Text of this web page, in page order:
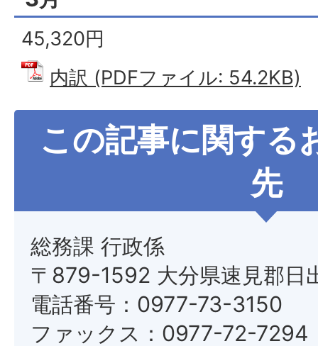
45,320円
内訳 (PDFファイル: 54.2KB)
この記事に関する
先
総務課 行政係
〒879-1592 大分県速見郡日
電話番号：0977-73-3150
ファックス：0977-72-7294